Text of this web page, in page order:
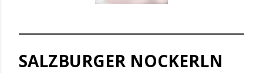
SALZBURGER NOCKERLN